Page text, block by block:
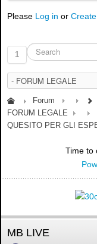
Please Log in or
1
Forum
FORUM LEGALE
QUESITO PER GLI
Time to
MB LIVE